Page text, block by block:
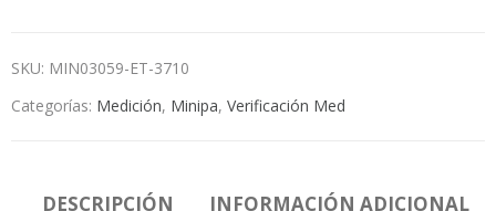
SKU: MIN03059-ET-3710
Categorías: Medición, Minipa, Verificación Med
DESCRIPCIÓN
INFORMACIÓN ADICIONAL